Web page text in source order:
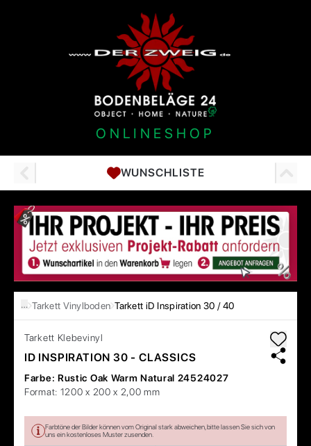
ONLINESHOP
WUNSCHLISTE
… Tarkett Vinylboden Tarkett iD Inspiration 30 / 40
Tarkett Klebevinyl
ID INSPIRATION 30 - CLASSICS
Farbe: Rustic Oak Warm Natural 24524027
Format: 1200 x 200 x 2,00 mm
Farbtöne der Bilder können vom Original stark abweichen, bitte lassen Sie sich von
uns ein kostenloses Muster zusenden.